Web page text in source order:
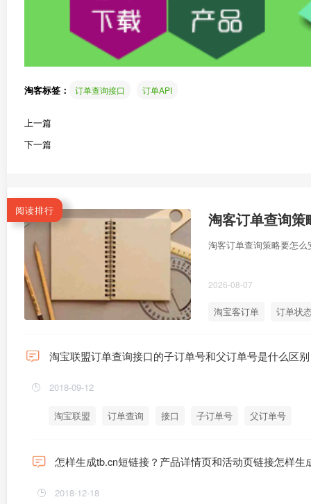
淘客标签： 订单查询接口 订单API
上一篇
下一篇
阅读排行 淘客订单查询
淘客订单查询策略要怎
2026-08-07
淘宝客订单 订单状
淘宝联盟订单查询接口的子订单号和父订单号是什么区
2018-09-12
淘宝联盟 订单查询 接口 子订单号 父订单号
怎样生成tb.cn短链接？产品详情页和活动页链接怎样生
2018-12-18